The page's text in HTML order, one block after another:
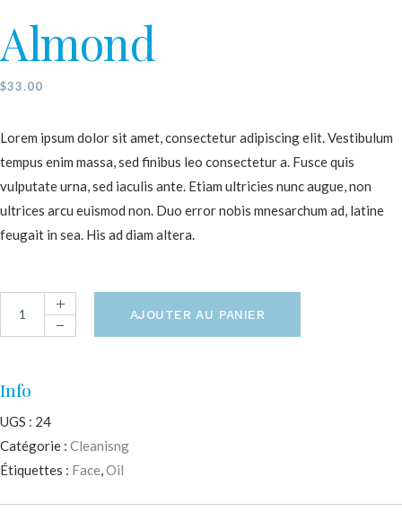
Almond
$33.00
Lorem ipsum dolor sit amet, consectetur adipiscing elit. Vestibulum
tempus enim massa, sed finibus leo consectetur a. Fusce quis
vulputate urna, sed iaculis ante. Etiam ultricies nunc augue, non
ultrices arcu euismod non. Duo error nobis mnesarchum ad, latine
feugait in sea. His ad diam altera.
AJOUTER AU PANIER
Info
UGS : 24
Catégorie : Cleanisng
Étiquettes : Face,Oil